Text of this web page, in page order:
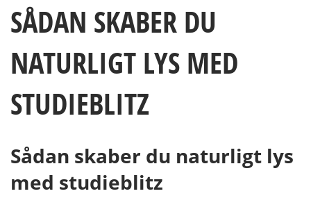
SÅDAN SKABER DU
NATURLIGT LYS MED
STUDIEBLITZ
Sådan skaber du naturligt lys
med studieblitz